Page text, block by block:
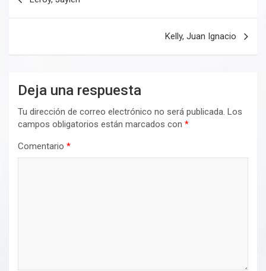
Kelly, Juan Ignacio
Deja una respuesta
Tu dirección de correo electrónico no será publicada. Los
campos obligatorios están marcados con *
Comentario *